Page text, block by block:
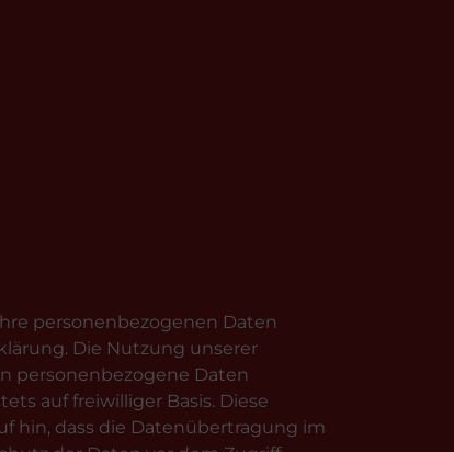
personenbezogenen Daten
Die Nutzung unserer
personenbezogene Daten
auf freiwilliger Basis. Diese
hin, dass die Datenübertragung im